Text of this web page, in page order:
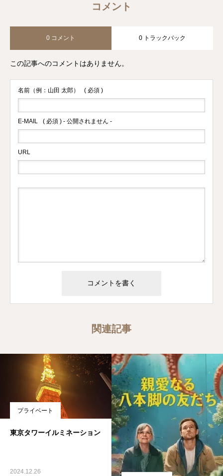
コメント
0 コメント 0 トラックバック
この記事へのコメントはありません。
名前（例：山田 太郎） ( 必須 )
E-MAIL ( 必須 ) - 公開されません -
URL
関連記事
プライベート
東京タワーイルミネーション
2024.12.26